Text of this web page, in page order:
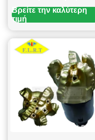
FK με το σφραγισμένο
δροσισμένο αέρας
Βρείτε την καλύτερη
τιμή